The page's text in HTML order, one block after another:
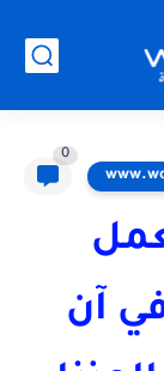
0
للعمل
آن